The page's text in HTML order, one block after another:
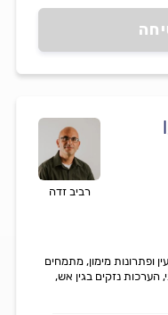
רביב זדה
ופתרונות מימון, מתמחים
הערכות נזקים בגין אש,